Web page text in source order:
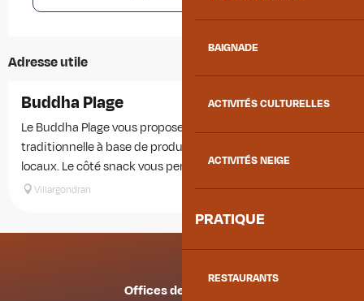
BAIGNADE
ACTIVITÉS CULTURELLES
ACTIVITÉS NEIGE
PRATIQUE
RESTAURANTS
Adresse utile
Buddha Plage
Le Buddha Plage vous propose au bord de l'eau, une cuisine
traditionnelle à base de produits frais et pour la plupart
locaux. Le côté snack vous permettra de déjeuner sur le...
Villargondran
Offices de tourisme